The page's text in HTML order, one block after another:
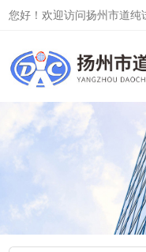
您好！欢迎访问扬州市道纯